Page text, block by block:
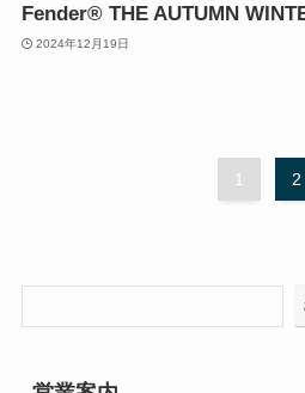
Fender®︎ THE AUTUMN
2024年12月19日
1 2